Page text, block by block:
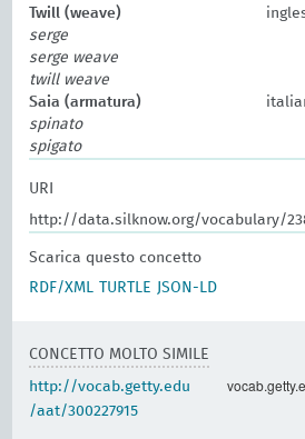
Twill (weave)
serge
serge weave
twill weave
Saia (armatura)
spinato
spigato
URI
http://data.silknow.org/vocabulary/
Scarica questo concetto
RDF/XML
TURTLE JSON-LD
CONCETTO MOLTO SIMILE
http://vocab.getty.edu
/aat/300227915